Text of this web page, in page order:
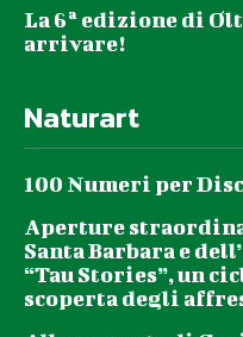
La 6ª edizione di
arrivare!
Naturart
100 Numeri per
Aperture
Santa Barbara e
“Tau Stories”, un
scoperta degli